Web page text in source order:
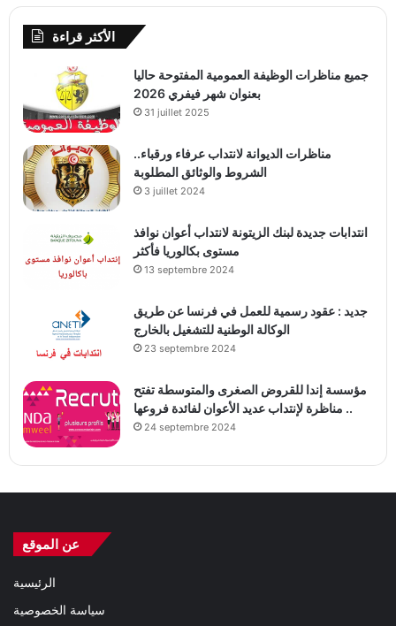
الأكثر قراءة
جميع مناظرات الوظيفة العمومية المفتوحة حاليا
بعنوان شهر فيفري 2026
31 juillet 2025
مناظرات الديوانة لانتداب عرفاء ورقباء..
الشروط والوثائق المطلوبة
3 juillet 2024
انتدابات جديدة لبنك الزيتونة لانتداب أعوان نوافذ
مستوى بكالوريا فأكثر
13 septembre 2024
جديد : عقود رسمية للعمل في فرنسا عن طريق
الوكالة الوطنية للتشغيل بالخارج
23 septembre 2024
مؤسسة إندا للقروض الصغرى والمتوسطة تفتح
مناظرة لإنتداب عديد الأعوان لفائدة فروعها ..
24 septembre 2024
عن الموقع
الرئيسية
سياسة الخصوصية